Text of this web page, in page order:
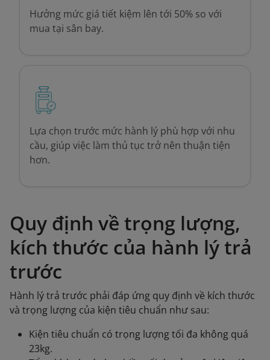
Hưởng mức giá tiết kiệm lên tới 50% so với
mua tại sân bay.
Lựa chọn trước mức hành lý phù hợp với nhu
cầu, giúp việc làm thủ tục trở nên thuận tiện
hơn.
Quy định về trọng lượng,
kích thước của hành lý trả
trước
Hành lý trả trước phải đáp ứng quy định về kích thước
và trọng lượng của kiện tiêu chuẩn như sau:
Kiện tiêu chuẩn có trọng lượng tối đa không quá
23kg.